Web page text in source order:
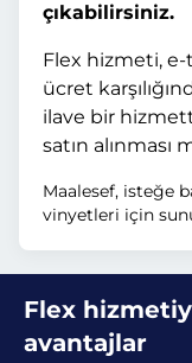
çıkabilirsiniz.
Flex hizmeti, e-
ücret
ilave bir
satın
Maalesef, isteğe
vinyetleri için
Flex
avantajlar